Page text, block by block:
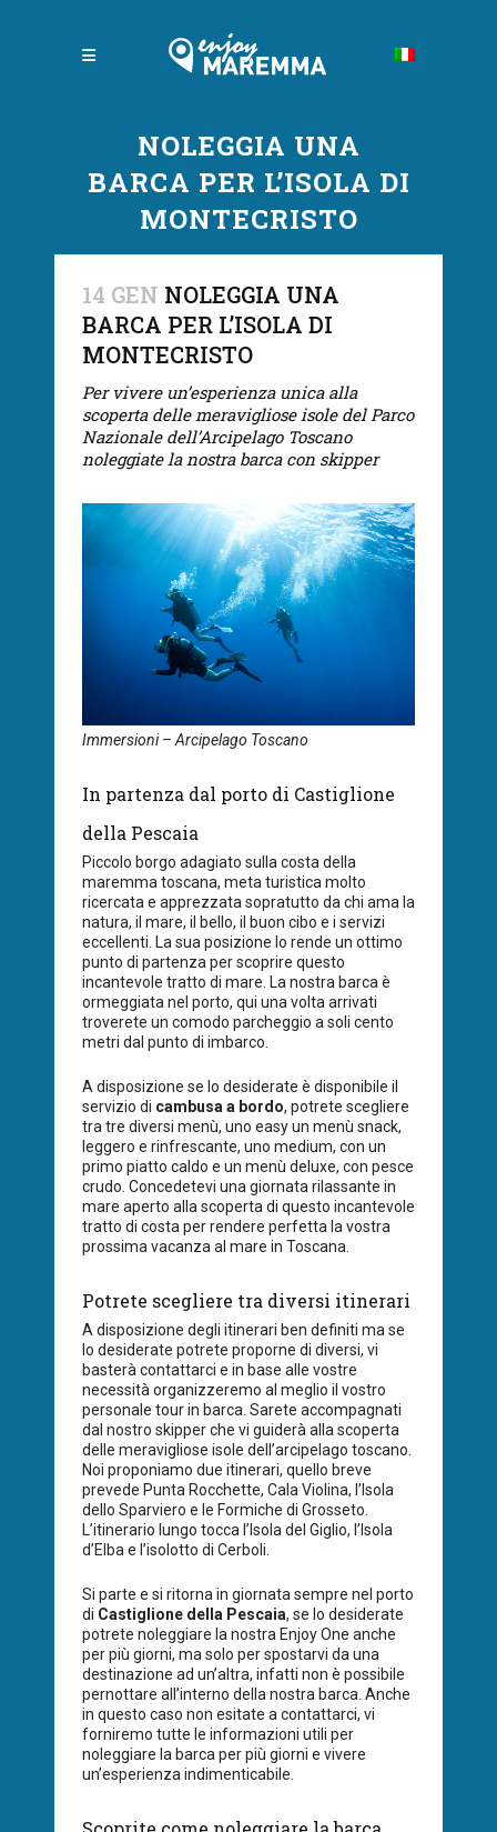
NOLEGGIA UNA
BARCA PER L’ISOLA DI
MONTECRISTO
14 GEN NOLEGGIA UNA
BARCA PER L’ISOLA DI
MONTECRISTO
Per vivere un’esperienza unica alla
scoperta delle meravigliose isole del Parco
Nazionale dell’Arcipelago Toscano
noleggiate la nostra barca con skipper
Immersioni – Arcipelago Toscano
In partenza dal porto di Castiglione
della Pescaia
Piccolo borgo adagiato sulla costa della
maremma toscana, meta turistica molto
ricercata e apprezzata sopratutto da chi ama la
natura, il mare, il bello, il buon cibo e i servizi
eccellenti. La sua posizione lo rende un ottimo
punto di partenza per scoprire questo
incantevole tratto di mare. La nostra barca è
ormeggiata nel porto, qui una volta arrivati
troverete un comodo parcheggio a soli cento
metri dal punto di imbarco.
A disposizione se lo desiderate è disponibile il
servizio di cambusa a bordo, potrete scegliere
tra tre diversi menù, uno easy un menù snack,
leggero e rinfrescante, uno medium, con un
primo piatto caldo e un menù deluxe, con pesce
crudo. Concedetevi una giornata rilassante in
mare aperto alla scoperta di questo incantevole
tratto di costa per rendere perfetta la vostra
prossima vacanza al mare in Toscana.
Potrete scegliere tra diversi itinerari
A disposizione degli itinerari ben definiti ma se
lo desiderate potrete proporne di diversi, vi
basterà contattarci e in base alle vostre
necessità organizzeremo al meglio il vostro
personale tour in barca. Sarete accompagnati
dal nostro skipper che vi guiderà alla scoperta
delle meravigliose isole dell’arcipelago toscano.
Noi proponiamo due itinerari, quello breve
prevede Punta Rocchette, Cala Violina, l’Isola
dello Sparviero e le Formiche di Grosseto.
L’itinerario lungo tocca l’Isola del Giglio, l’Isola
d’Elba e l’isolotto di Cerboli.
Si parte e si ritorna in giornata sempre nel porto
di Castiglione della Pescaia, se lo desiderate
potrete noleggiare la nostra Enjoy One anche
per più giorni, ma solo per spostarvi da una
destinazione ad un’altra, infatti non è possibile
pernottare all’interno della nostra barca. Anche
in questo caso non esitate a contattarci, vi
forniremo tutte le informazioni utili per
noleggiare la barca per più giorni e vivere
un’esperienza indimenticabile.